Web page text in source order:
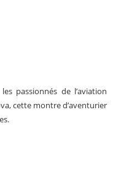
passionnés de l’aviation
cette montre d’aventurier